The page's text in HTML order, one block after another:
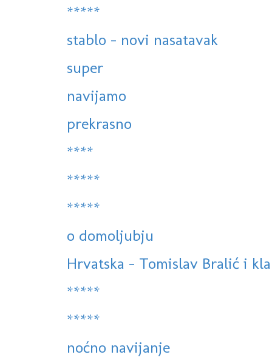
*****
stablo - novi nasatavak
super
navijamo
prekrasno
****
*****
*****
o domoljubju
Hrvatska - Tomislav Bralić i
*****
*****
noćno navijanje